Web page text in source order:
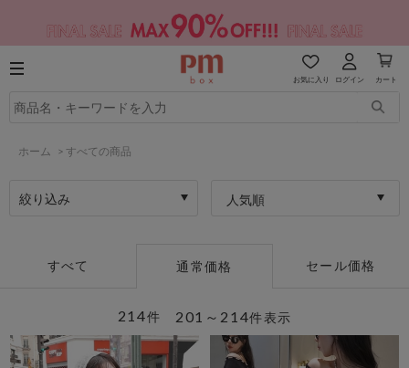
お気に入り ログイン カート
ホーム > すべての商品
絞り込み 人気順
すべて 通常価格 セール価格
201～214件表示
214件